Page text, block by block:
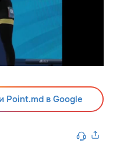
Point.md в Google